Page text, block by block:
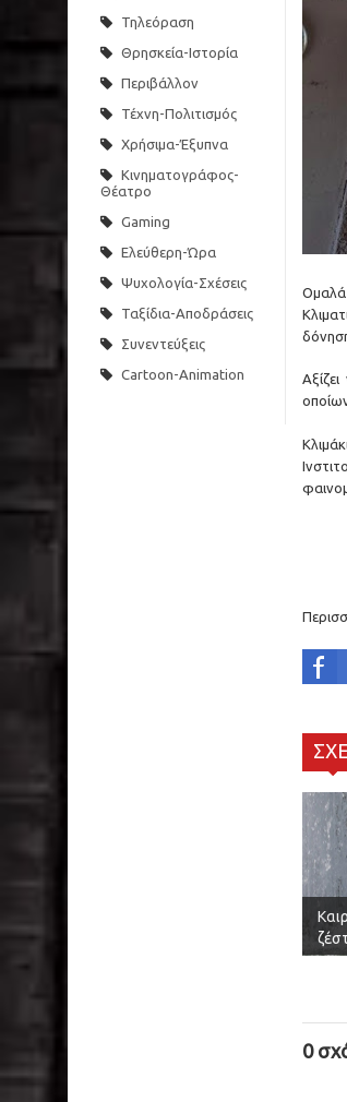
Τηλεόραση
Θρησκεία-Ιστορία
Περιβάλλον
Τέχνη-Πολιτισμός
Χρήσιμα-Έξυπνα
Κινηματογράφος-
Θέατρο
Gaming
Ελεύθερη-Ώρα
Ψυχολογία-Σχέσεις
Ταξίδια-Αποδράσεις
Συνεντεύξεις
Cartoon-Animation
Ομαλά
0